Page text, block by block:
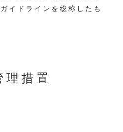
イドラインを総称したも
理措置